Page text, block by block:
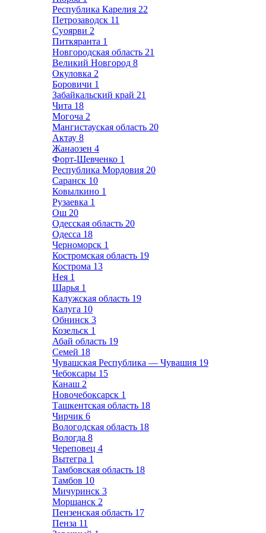
Республика Карелия 22
Петрозаводск 11
Суоярви 2
Питкяранта 1
Новгородская область 21
Великий Новгород 8
Окуловка 2
Боровичи 1
Забайкальский край 21
Чита 18
Могоча 2
Мангистауская область 20
Актау 8
Жанаозен 4
Форт-Шевченко 1
Республика Мордовия 20
Саранск 10
Ковылкино 1
Рузаевка 1
Ош 20
Одесская область 20
Одесса 18
Черноморск 1
Костромская область 19
Кострома 13
Нея 1
Шарья 1
Калужская область 19
Калуга 10
Обнинск 3
Козельск 1
Абай область 19
Семей 18
Чувашская Республика — Чувашия 19
Чебоксары 15
Канаш 2
Новочебоксарск 1
Ташкентская область 18
Чирчик 6
Вологодская область 18
Вологда 8
Череповец 4
Вытегра 1
Тамбовская область 18
Тамбов 10
Мичуринск 3
Моршанск 2
Пензенская область 17
Пенза 11